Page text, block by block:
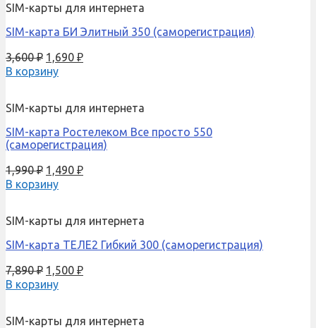
SIM-карты для интернета
SIM-карта БИ Элитный 350 (саморегистрация)
3,600₽ 1,690 ₽
В корзину
SIM-карты для интернета
SIM-карта Ростелеком Все просто 550
(саморегистрация)
1,990₽ 1,490 ₽
В корзину
SIM-карты для интернета
SIM-карта ТЕЛЕ2 Гибкий 300 (саморегистрация)
7,890₽ 1,500 ₽
В корзину
SIM-карты для интернета